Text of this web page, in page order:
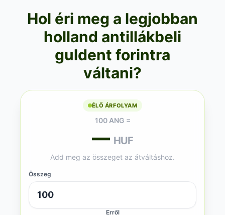
Hol éri meg a legjobban
holland antillákbeli
guldent forintra
váltani?
ÉLŐ ÁRFOLYAM
100 ANG =
— HUF
Add meg az összeget az átváltáshoz.
Összeg
Erről